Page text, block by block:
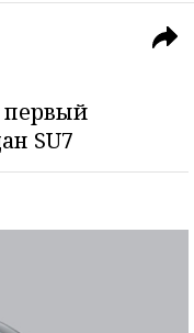
первый
SU7